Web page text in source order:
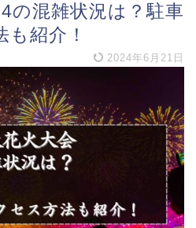
の混雑状況は？駐車
紹介！
2024年6月21日